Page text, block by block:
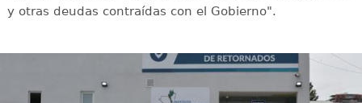
y otras deudas contraídas con el Gobierno".